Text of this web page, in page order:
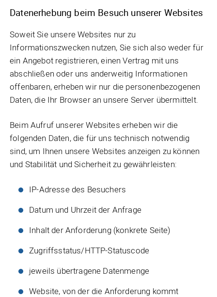
Datenerhebung beim Besuch unserer Websites
Soweit Sie unsere Websites nur zu
Informationszwecken nutzen, Sie sich also weder für
ein Angebot registrieren, einen Vertrag mit uns
abschließen oder uns anderweitig Informationen
offenbaren, erheben wir nur die personenbezogenen
Daten, die Ihr Browser an unsere Server übermittelt.
Beim Aufruf unserer Websites erheben wir die
folgenden Daten, die für uns technisch notwendig
sind, um Ihnen unsere Websites anzeigen zu können
und Stabilität und Sicherheit zu gewährleisten:
IP-Adresse des Besuchers
Datum und Uhrzeit der Anfrage
Inhalt der Anforderung (konkrete Seite)
Zugriffsstatus/HTTP-Statuscode
jeweils übertragene Datenmenge
Website, von der die Anforderung kommt